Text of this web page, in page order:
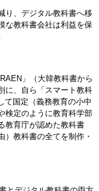
り、デジタル教科書へ移
な教科書会社は利益を保
」（大韓教科書から
に、自ら「スマート教科
て国定（義務教育の小中
検定のように教育科学部
教育庁が認めた教科書
）教科書の全てを制作・